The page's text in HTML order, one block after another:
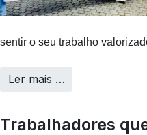
sentir o seu trabalho
Ler mais …
Trabalhadores